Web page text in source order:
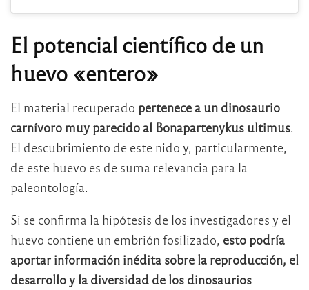
El potencial científico de un
huevo «entero»
El material recuperado pertenece a un dinosaurio
carnívoro muy parecido al Bonapartenykus ultimus.
El descubrimiento de este nido y, particularmente,
de este huevo es de suma relevancia para la
paleontología.
Si se confirma la hipótesis de los investigadores y el
huevo contiene un embrión fosilizado, esto podría
aportar información inédita sobre la reproducción, el
desarrollo y la diversidad de los dinosaurios